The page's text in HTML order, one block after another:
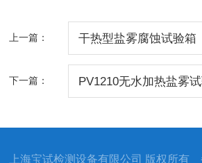
上一篇： 干热型盐雾腐蚀试验箱
下一篇： PV1210无水加热盐雾
上海宝试检测设备有限公司 版权所有